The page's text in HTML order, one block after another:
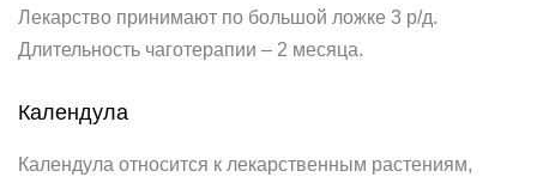
Лекарство принимают по большой ложке 3 р/д.
Длительность чаготерапии – 2 месяца.
Календула
Календула относится к лекарственным растениям,